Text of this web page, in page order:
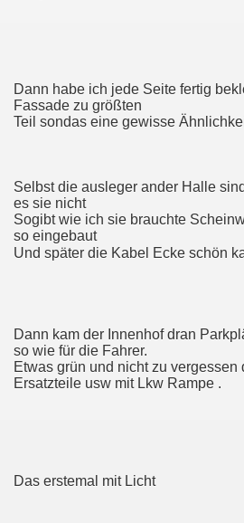
Dann habe ich jede Seite fertig
Fassade zu größten
Teil sondas eine gewisse
Selbst die ausleger ander Halle
es sie nicht
Sogibt wie ich sie brauchte
so eingebaut
Und später die Kabel Ecke schön
Dann kam der Innenhof dran
so wie für die Fahrer.
Etwas grün und nicht zu vergessen
Ersatzteile usw mit Lkw Rampe .
Das erstemal mit Licht